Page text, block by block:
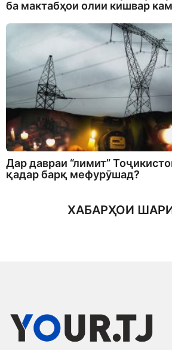
ба мактабҳои олии кишвар
Дар давраи “лимит”
қадар барқ мефурӯшад?
ХАБАРҲОИ